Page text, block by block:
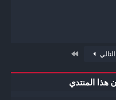
التالي
هذا المنتدي